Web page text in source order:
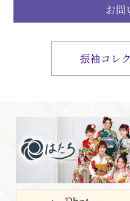
お問
振袖コレ